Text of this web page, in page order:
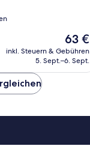
Der
Preis
beträgt
63 €
inkl. Steuern & Gebühren
5. Sept.–6. Sept.